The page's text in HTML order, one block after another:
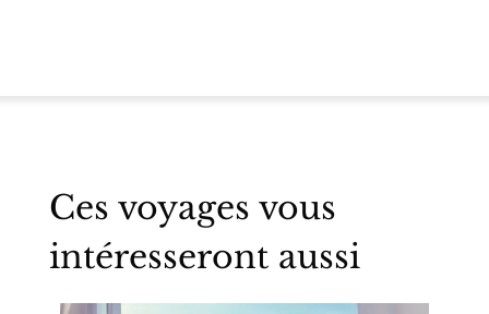
Ces voyages vous
intéresseront aussi